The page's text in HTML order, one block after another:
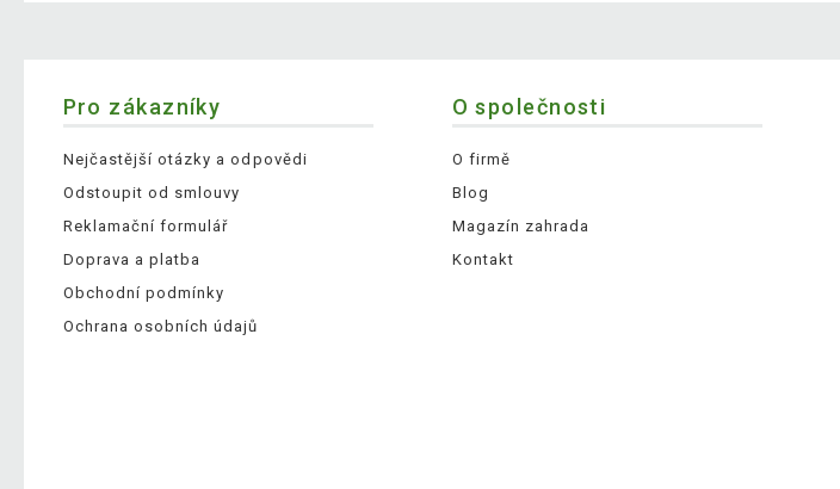
Pro zákazníky
Nejčastější otázky a odpovědi
Odstoupit od smlouvy
Reklamační formulář
Doprava a platba
Obchodní podmínky
Ochrana osobních údajů
O společnosti
O firmě
Blog
Magazín zahrada
Kontakt